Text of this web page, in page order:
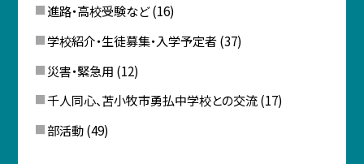
進路・高校受験など(16)
学校紹介・生徒募集・入学予定者(37)
災害・緊急用 (12)
千人同心、苫小牧市勇払中学校との交流(17)
部活動(49)